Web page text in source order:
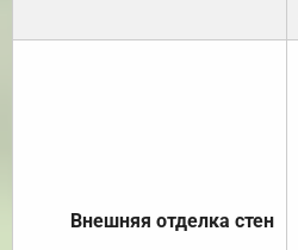
Внешняя отделка стен